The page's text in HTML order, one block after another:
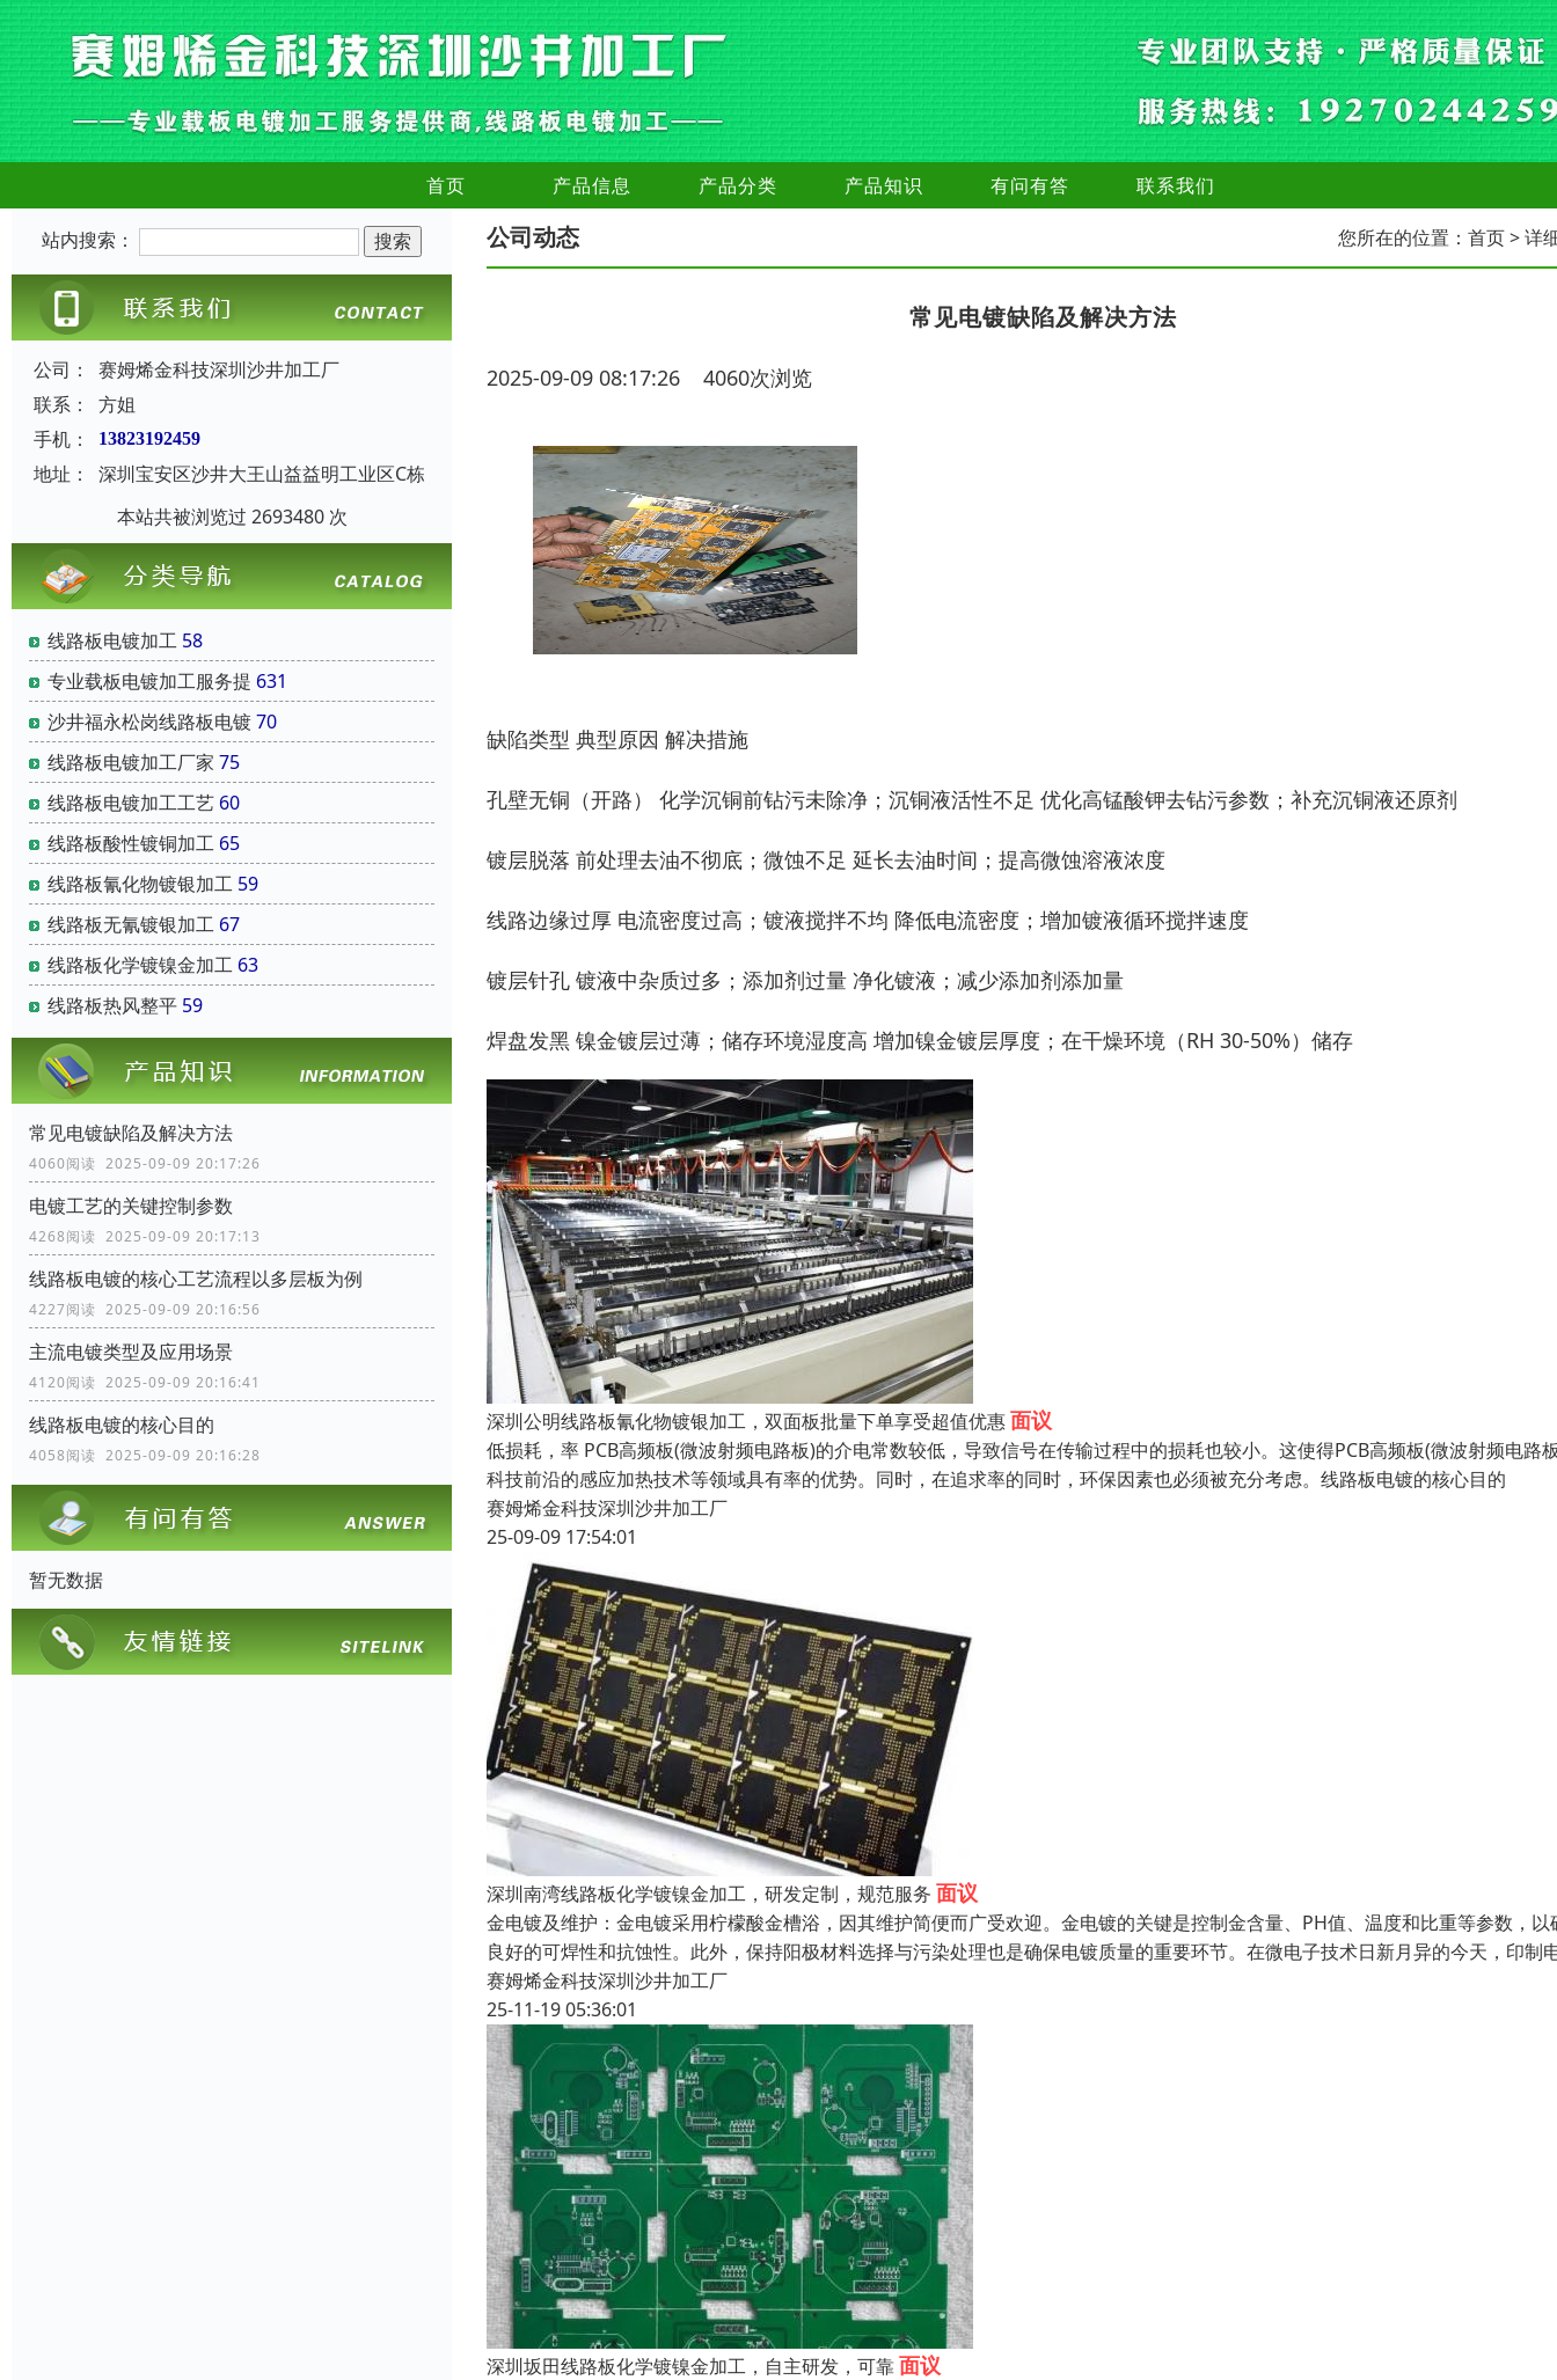
首页 产品信息 产品分类 产品知识 有问有答 联系我们
站内搜索：
公司：
赛姆烯金科技深圳沙井加工厂
联系：
方姐
手机：
13823192459
地址：
深圳宝安区沙井大王山益益明工业区C栋
本站共被浏览过 2693480 次
线路板电镀加工 58
专业载板电镀加工服务提 631
沙井福永松岗线路板电镀70
线路板电镀加工厂家 75
线路板电镀加工工艺 60
线路板酸性镀铜加工 65
线路板氰化物镀银加工 59
线路板无氰镀银加工 67
线路板化学镀镍金加工 63
线路板热风整平 59
常见电镀缺陷及解决方法
4060阅读 2025-09-09 20:17:26
电镀工艺的关键控制参数
4268阅读 2025-09-09 20:17:13
线路板电镀的核心工艺流程以多层板为例
4227阅读 2025-09-09 20:16:56
主流电镀类型及应用场景
4120阅读 2025-09-09 20:16:41
线路板电镀的核心目的
4058阅读 2025-09-09 20:16:28
暂无数据
公司动态 您所在的位置： 首页> 详
常见电镀缺陷及解决方法
2025-09-09 08:17:26 4060次浏览
缺陷类型 典型原因 解决措施
孔壁无铜（开路） 化学沉铜前钻污未除净；沉铜液活性不足 优化高锰酸钾去钻污参数；补充沉铜液还原剂
镀层脱落 前处理去油不彻底；微蚀不足 延长去油时间；提高微蚀溶液浓度
线路边缘过厚 电流密度过高；镀液搅拌不均 降低电流密度；增加镀液循环搅拌速度
镀层针孔 镀液中杂质过多；添加剂过量 净化镀液；减少添加剂添加量
焊盘发黑 镍金镀层过薄；储存环境湿度高 增加镍金镀层厚度；在干燥环境（RH 30-50%）储存
深圳公明线路板氰化物镀银加工，双面板批量下单享受超值优惠面议
低损耗，率 PCB高频板(微波射频电路板)的介电常数较低，导致信号在传输过程中的损耗也较小。这使得PCB高频板(微波射频电路
科技前沿的感应加热技术等领域具有率的优势。同时，在追求率的同时，环保因素也必须被充分考虑。线路板电镀的核心目的
赛姆烯金科技深圳沙井加工厂
25-09-09 17:54:01
深圳南湾线路板化学镀镍金加工，研发定制，规范服务 面议
金电镀及维护：金电镀采用柠檬酸金槽浴，因其维护简便而广受欢迎。金电镀的关键是控制金含量、PH值、温度和比重等参数，以
良好的可焊性和抗蚀性。此外，保持阳极材料选择与污染处理也是确保电镀质量的重要环节。在微电子技术日新月异的今天，印制
赛姆烯金科技深圳沙井加工厂
25-11-19 05:36:01
深圳坂田线路板化学镀镍金加工，自主研发，可靠面议